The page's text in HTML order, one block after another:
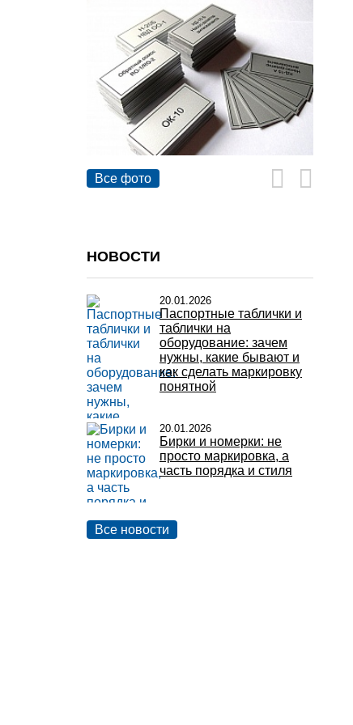
Все фото
НОВОСТИ
20.01.2026
Паспортные таблички и
таблички на
оборудование: зачем
нужны, какие бывают и
как сделать маркировку
понятной
20.01.2026
Бирки и номерки: не
просто маркировка, а
часть порядка и стиля
Все новости